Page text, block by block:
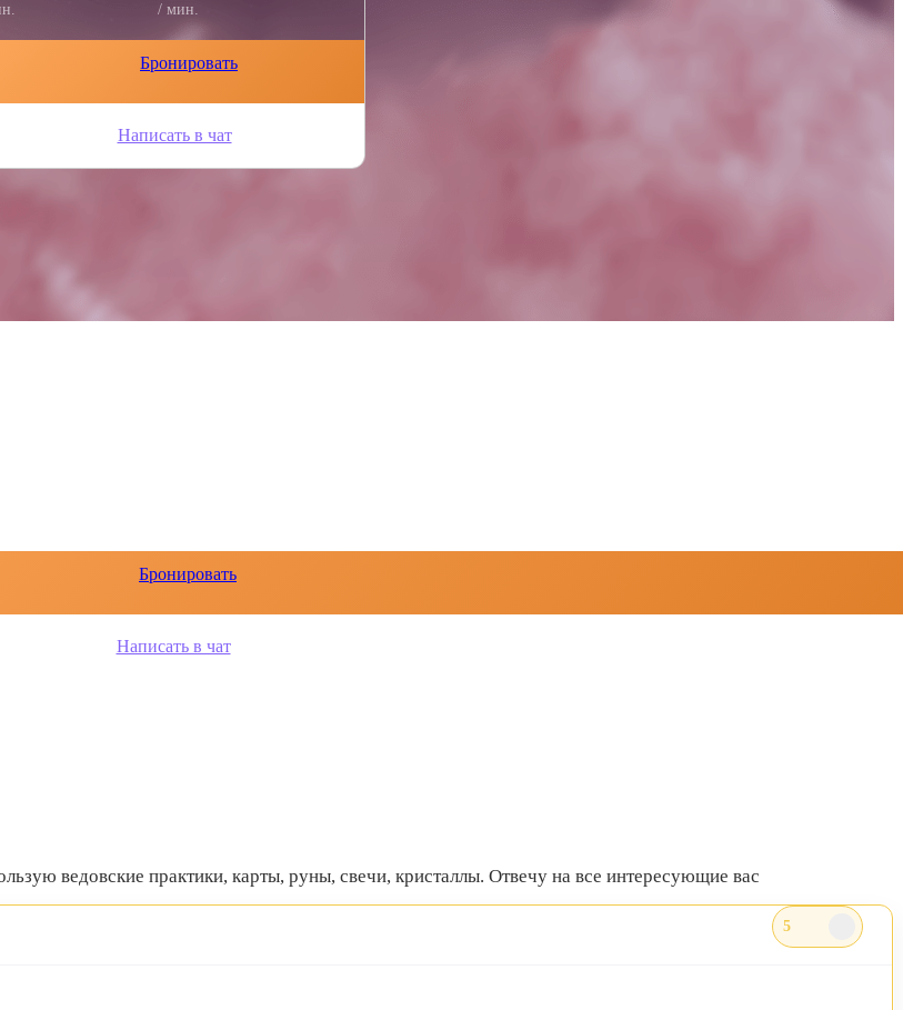
/ мин.
Бронировать
Написать в чат
Бронировать
Написать в чат
ведовские практики, карты, руны, свечи, кристаллы. Отвечу на все интересующие вас
5